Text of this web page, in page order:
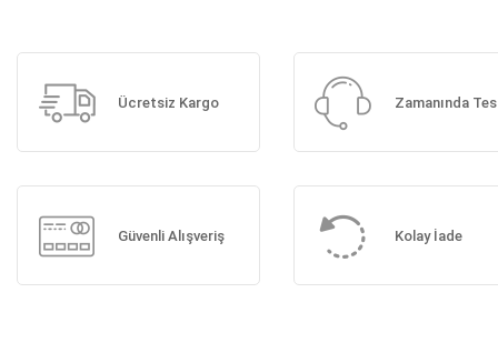
Ücretsiz Kargo Zamanında
Güvenli Alışveriş Kolay İade